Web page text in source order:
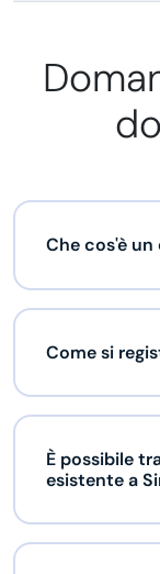
Che cos'è
Come si
È possibile
esistente a